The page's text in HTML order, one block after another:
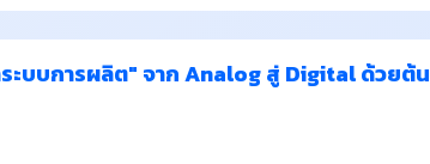
บบการผลิต" จาก Analog สู่ Digital ด้วยต้